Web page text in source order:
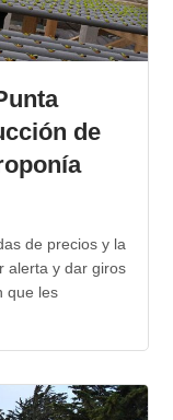
de
de precios y la
alerta y dar giros
que les